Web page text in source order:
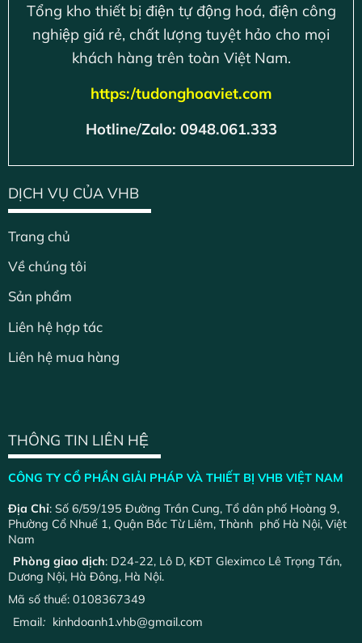
Tổng kho thiết bị điện tự động hoá, điện công
nghiệp giá rẻ, chất lượng tuyệt hảo cho mọi
khách hàng trên toàn Việt Nam.
https:/tudonghoaviet.com
Hotline/Zalo: 0948.061.333
DỊCH VỤ CỦA VHB
Trang chủ
Về chúng tôi
Sản phẩm
Liên hệ hợp tác
Liên hệ mua hàng
THÔNG TIN LIÊN HỆ
CÔNG TY CỔ PHẦN GIẢI PHÁP VÀ THIẾT BỊ VHB VIỆT NAM
Địa Chỉ: Số 6/59/195 Đường Trần Cung, Tổ dân phố Hoàng 9,
Phường Cổ Nhuế 1, Quận Bắc Từ Liêm, Thành phố Hà Nội, Việt
Nam
Phòng giao dịch: D24-22, Lô D, KĐT Gleximco Lê Trọng Tấn,
Dương Nội, Hà Đông, Hà Nội.
Mã số thuế: 0108367349
Email: kinhdoanh1.vhb@gmail.com